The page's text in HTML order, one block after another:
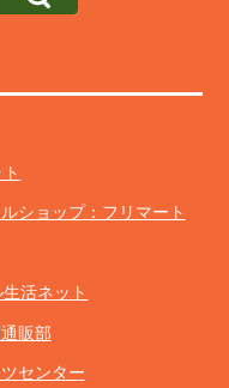
ショップ：フリマート
活ネット
販部
センター